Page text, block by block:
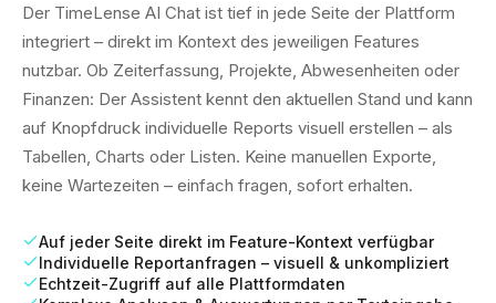
Der TimeLense AI Chat ist tief in jede Seite der Plattform
integriert – direkt im Kontext des jeweiligen Features
nutzbar. Ob Zeiterfassung, Projekte, Abwesenheiten oder
Finanzen: Der Assistent kennt den aktuellen Stand und kann
auf Knopfdruck individuelle Reports visuell erstellen – als
Tabellen, Charts oder Listen. Keine manuellen Exporte,
keine Wartezeiten – einfach fragen, sofort erhalten.
Auf jeder Seite direkt im Feature-Kontext verfügbar
Individuelle Reportanfragen – visuell & unkompliziert
Echtzeit-Zugriff auf alle Plattformdaten